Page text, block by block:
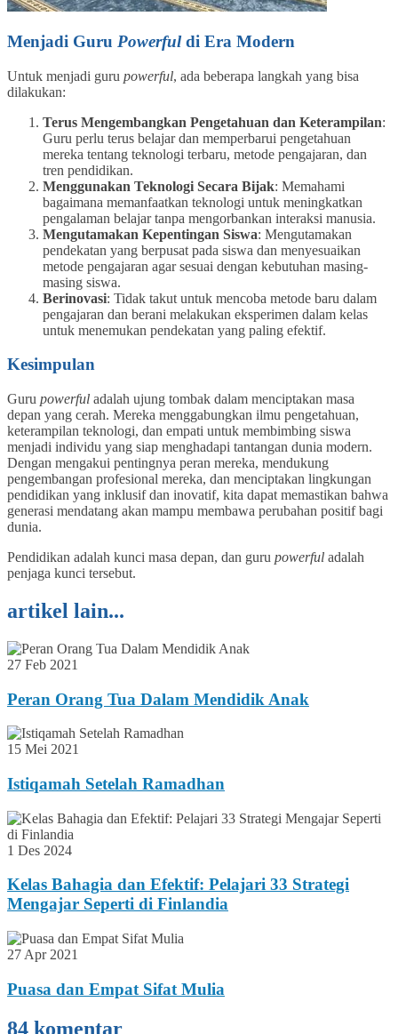
Menjadi Guru Powerfuldi Era Modern
Untuk menjadi guru powerful, ada beberapa langkah yang bisa
dilakukan:
Terus Mengembangkan Pengetahuan dan Keterampilan:
Guru perlu terus belajar dan memperbarui pengetahuan
mereka tentang teknologi terbaru, metode pengajaran, dan
tren pendidikan.
Menggunakan Teknologi Secara Bijak: Memahami
bagaimana memanfaatkan teknologi untuk meningkatkan
pengalaman belajar tanpa mengorbankan interaksi manusia.
Mengutamakan Kepentingan Siswa: Mengutamakan
pendekatan yang berpusat pada siswa dan menyesuaikan
metode pengajaran agar sesuai dengan kebutuhan masing-
masing siswa.
Berinovasi: Tidak takut untuk mencoba metode baru dalam
pengajaran dan berani melakukan eksperimen dalam kelas
untuk menemukan pendekatan yang paling efektif.
Kesimpulan
Guru powerful adalah ujung tombak dalam menciptakan masa
depan yang cerah. Mereka menggabungkan ilmu pengetahuan,
keterampilan teknologi, dan empati untuk membimbing siswa
menjadi individu yang siap menghadapi tantangan dunia modern.
Dengan mengakui pentingnya peran mereka, mendukung
pengembangan profesional mereka, dan menciptakan lingkungan
pendidikan yang inklusif dan inovatif, kita dapat memastikan bahwa
generasi mendatang akan mampu membawa perubahan positif bagi
dunia.
Pendidikan adalah kunci masa depan, dan guru powerful adalah
penjaga kunci tersebut.
artikel lain...
27 Feb 2021
Peran Orang Tua Dalam Mendidik Anak
15 Mei 2021
Istiqamah Setelah Ramadhan
1 Des 2024
Kelas Bahagia dan Efektif: Pelajari 33 Strategi
Mengajar Seperti di Finlandia
27 Apr 2021
Puasa dan Empat Sifat Mulia
84 komentar